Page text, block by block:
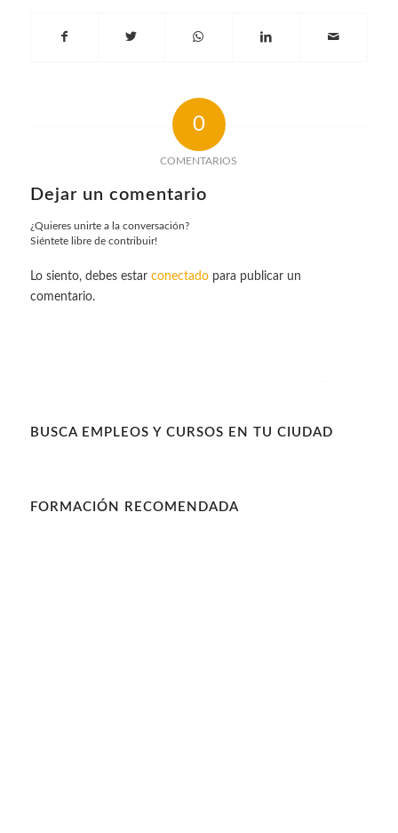
0
COMENTARIOS
Dejar un comentario
¿Quieres unirte a la conversación?
Siéntete libre de contribuir!
Lo siento, debes estar conectadopara publicar un
comentario.
BUSCA EMPLEOS Y CURSOS EN TU CIUDAD
FORMACIÓN RECOMENDADA